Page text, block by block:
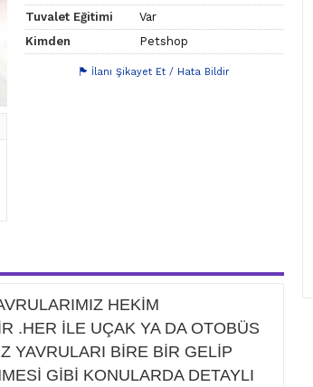
Tuvalet Eğitimi
Var
Kimden
Petshop
İlanı Şikayet Et / Hata Bildir
HEKİM
.HER İLE UÇAK YA DA OTOBÜS
YAVRULARI BİRE BİR GELİP
GİBİ KONULARDA DETAYLI